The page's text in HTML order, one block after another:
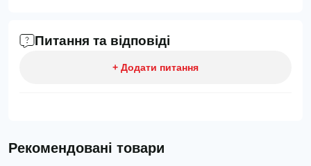
Питання та відповіді
+ Додати питання
Рекомендовані товари